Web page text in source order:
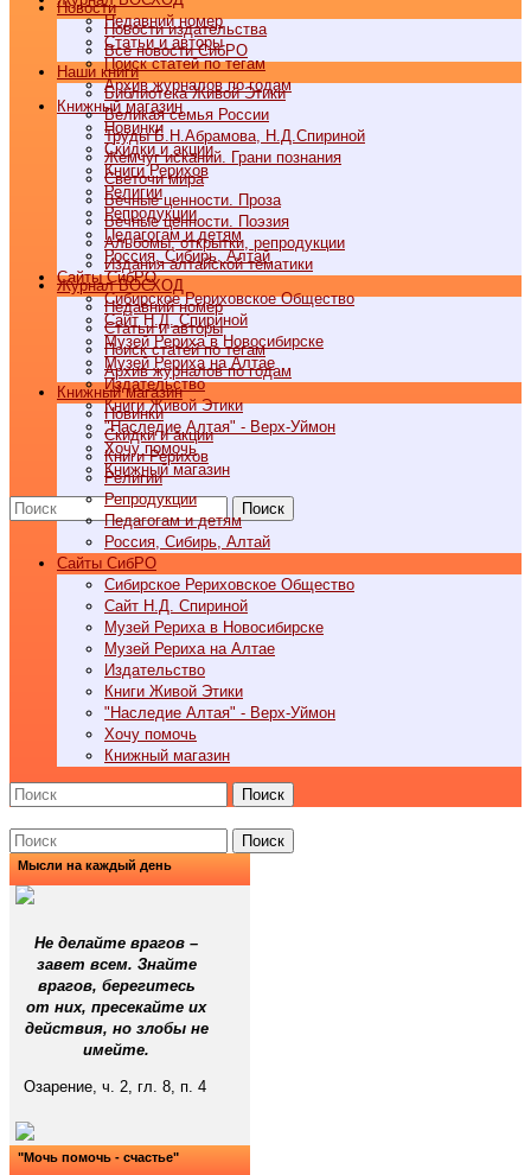
Недавний номер
Статьи и авторы
Поиск статей по тегам
Архив журналов по годам
Книжный магазин
Новинки
Скидки и акции
Книги Рерихов
Религии
Репродукции
Педагогам и детям
Россия, Сибирь, Алтай
Cайты СибРО
Сибирское Рериховское Общество
Сайт Н.Д. Спириной
Музей Рериха в Новосибирске
Музей Рериха на Алтае
Издательство
Книги Живой Этики
"Наследие Алтая" - Верх-Уймон
Хочу помочь
Книжный магазин
Поиск
Новости
Новости издательства
Все новости СибРО
Наши книги
Библиотека Живой Этики
Великая семья России
Труды Б.Н.Абрамова, Н.Д.Спириной
Жемчуг исканий. Грани познания
Светочи мира
Вечные ценности. Проза
Вечные ценности. Поэзия
Альбомы, открытки, репродукции
Издания алтайской тематики
Журнал ВОСХОД
Недавний номер
Статьи и авторы
Поиск статей по тегам
Архив журналов по годам
Книжный магазин
Новинки
Скидки и акции
Книги Рерихов
Религии
Репродукции
Педагогам и детям
Россия, Сибирь, Алтай
Cайты СибРО
Сибирское Рериховское Общество
Сайт Н.Д. Спириной
Музей Рериха в Новосибирске
Музей Рериха на Алтае
Издательство
Книги Живой Этики
"Наследие Алтая" - Верх-Уймон
Хочу помочь
Книжный магазин
Поиск
Поиск
Мысли на каждый день
Не делайте врагов –
завет всем. Знайте
врагов, берегитесь
от них, пресекайте их
действия, но злобы не
имейте.
Озарение, ч. 2, гл. 8, п. 4
"Мочь помочь - счастье"